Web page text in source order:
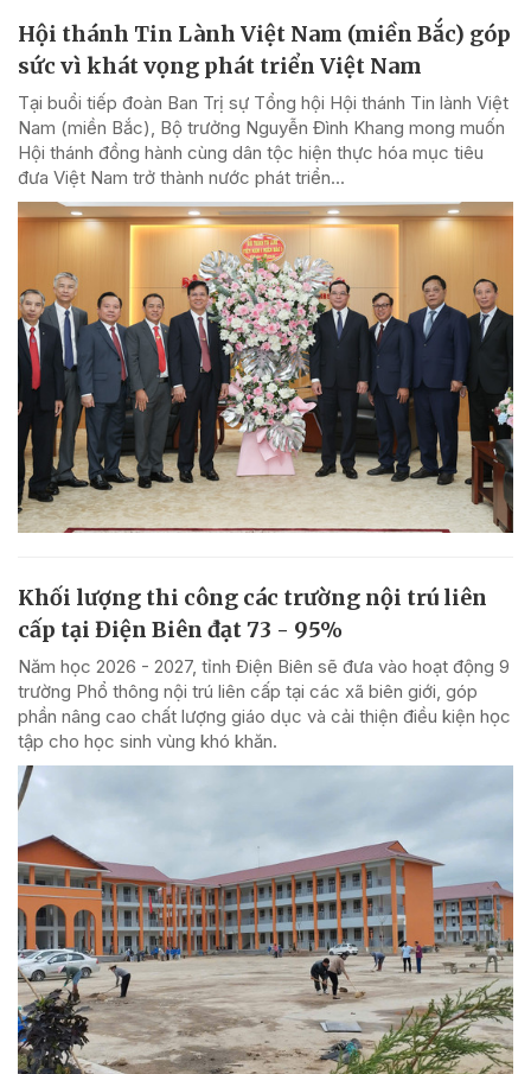
Hội thánh Tin Lành Việt Nam (miền Bắc) góp
sức vì khát vọng phát triển Việt Nam
Tại buổi tiếp đoàn Ban Trị sự Tổng hội Hội thánh Tin lành Việt
Nam (miền Bắc), Bộ trưởng Nguyễn Đình Khang mong muốn
Hội thánh đồng hành cùng dân tộc hiện thực hóa mục tiêu
đưa Việt Nam trở thành nước phát triển...
Khối lượng thi công các trường nội trú liên
cấp tại Điện Biên đạt 73 - 95%
Năm học 2026 - 2027, tỉnh Điện Biên sẽ đưa vào hoạt động 9
trường Phổ thông nội trú liên cấp tại các xã biên giới, góp
phần nâng cao chất lượng giáo dục và cải thiện điều kiện học
tập cho học sinh vùng khó khăn.